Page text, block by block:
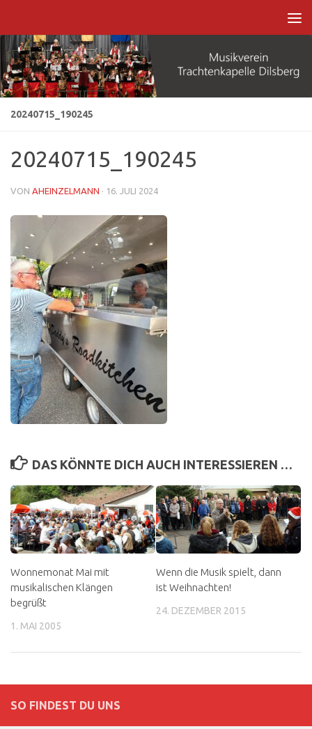
20240715_190245
20240715_190245
VON AHEINZELMANN · 16. JULI 2024
DAS KÖNNTE DICH AUCH INTERESSIEREN …
Wonnemonat Mai mit
musikalischen Klängen
begrüßt
1. MAI 2005
Wenn die Musik spielt, dann
ist Weihnachten!
24. DEZEMBER 2015
SO FINDEST DU UNS